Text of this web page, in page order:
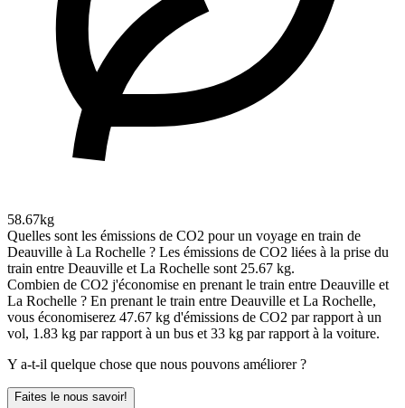
58.67kg
Quelles sont les émissions de CO2 pour un voyage en train de
Deauville à La Rochelle ? Les émissions de CO2 liées à la prise du
train entre Deauville et La Rochelle sont 25.67 kg.
Combien de CO2 j'économise en prenant le train entre Deauville et
La Rochelle ? En prenant le train entre Deauville et La Rochelle,
vous économiserez 47.67 kg d'émissions de CO2 par rapport à un
vol, 1.83 kg par rapport à un bus et 33 kg par rapport à la voiture.
Y a-t-il quelque chose que nous pouvons améliorer ?
Faites le nous savoir!